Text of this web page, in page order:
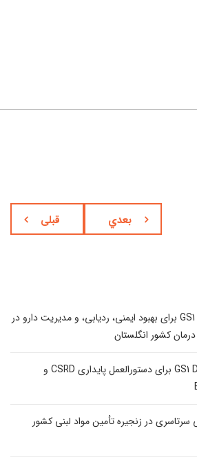
قبلی بعدي
استفاده از استانداردهای GS1 برای بهبود ایمنی، ردیابی، و مدیریت دارو در
کشور انگلستان
استفاده از GS1 Data Source برای دستورالعمل پایداری CSRD و
سرتاسری در زنجیره تأمین مواد لبنی کشور